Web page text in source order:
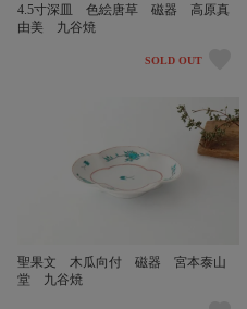
4.5寸深皿 色絵唐草 磁器 高原真
由美 九谷焼
SOLD OUT
聖果文 木瓜向付 磁器 宮本泰山
堂 九谷焼